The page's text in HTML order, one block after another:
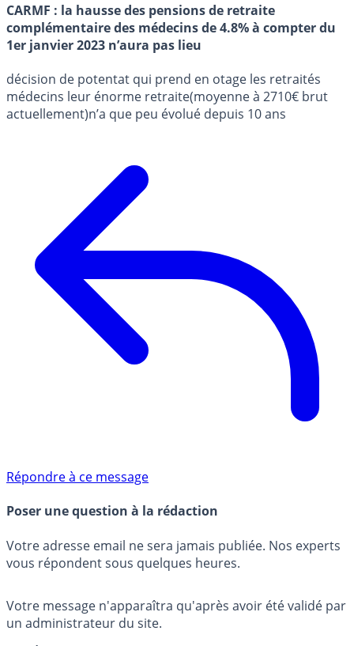
CARMF : la hausse des pensions de retraite
complémentaire des médecins de 4.8% à compter du
1er janvier 2023 n’aura pas lieu
décision de potentat qui prend en otage les retraités
médecins leur énorme retraite(moyenne à 2710€ brut
actuellement)n’a que peu évolué depuis 10 ans
Répondre à ce message
Poser une question à la rédaction
Votre adresse email ne sera jamais publiée. Nos experts
vous répondent sous quelques heures.
Votre message n'apparaîtra qu'après avoir été validé par
un administrateur du site.